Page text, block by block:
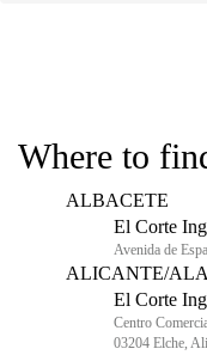
Where to
ALBACETE
El Corte
Avenida de
ALICANTE/
El Corte
Centro
03204 Elche,